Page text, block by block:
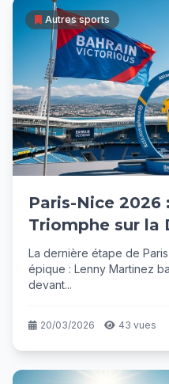
Autres sports
Paris-Nice 2026
Triomphe sur la
Vingegaard
La dernière étape de
épique : Lenny Martinez
devant...
20/03/2026 43 vues